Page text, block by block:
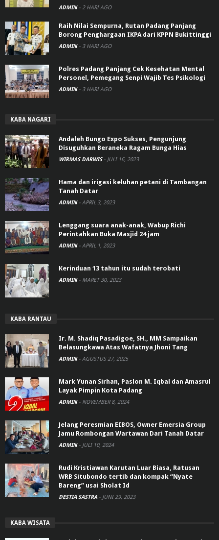
ADMIN - 2 HARI AGO
Raih Nilai Sempurna, Rutan Padang Panjang
Borong Penghargaan IKPA dari KPPN Bukittinggi
ADMIN - 3 HARI AGO
Polres Padang Panjang Cek Kesehatan Mental
Personel, Pemegang Senpi Wajib Tes Psikologi
ADMIN - 3 HARI AGO
KABA NAGARI
Andaleh Bungo Expo Sukses, Pengunjung
Disuguhkan Beraneka Ragam Bunga Hias
WIRMAS DARWIS - JULI 16, 2023
Hama dan irigasi keluhan petani di Tambangan
Tanah Datar
ADMIN - APRIL 3, 2023
Lenggang suara anak-anak, Wabup Richi
Perintahkan Buka Masjid 24 jam
ADMIN - APRIL 1, 2023
Kerinduan 13 tahun itu sudah terobati
ADMIN - MARET 30, 2023
KABA RANTAU
Ir. M. Shadiq Pasadigoe, SH., MM Sampaikan
Belasungkawa Atas Wafatnya Jhoni Tang
ADMIN - AGUSTUS 27, 2025
Mark Yunan Sirhan, Paslon M. Iqbal dan Amasrul
Layak Pimpin Kota Padang
ADMIN - NOVEMBER 8, 2024
Jelang Peresmian EIBOS, Owner Emersia Group
Jamu Rombongan Wartawan Dari Tanah Datar
ADMIN - JULI 10, 2024
Rudi Kristiawan Karutan Luar Biasa, Ratusan
WRB Situbondo tertib dan kompak “Nyate
Bareng” usai Sholat Id
DESTIA SASTRA - JUNI 29, 2023
KABA WISATA